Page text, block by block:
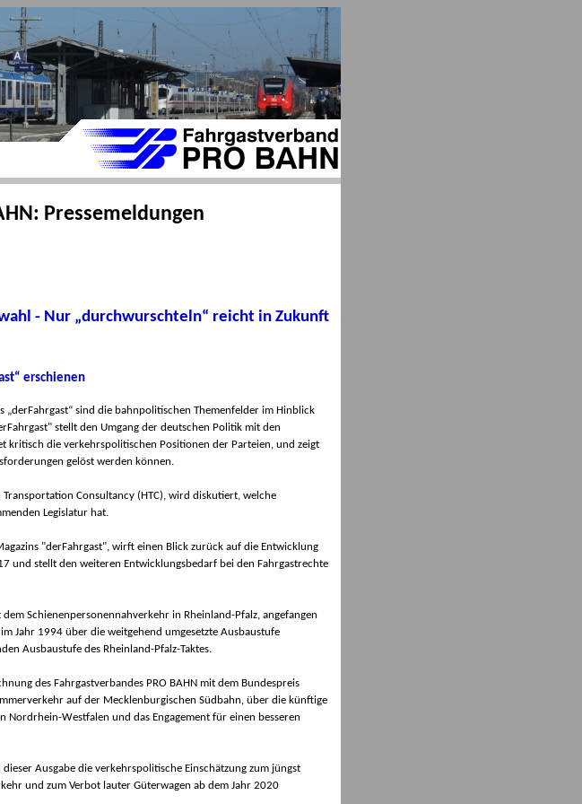
Pressemeldungen
- Nur „durchwurschteln“ reicht in Zukunft
erschienen
„derFahrgast“ sind die bahnpolitischen Themenfelder im Hinblick
stellt den Umgang der deutschen Politik mit den
kritisch die verkehrspolitischen Positionen der Parteien, und zeigt
gelöst werden können.
Transportation Consultancy (HTC), wird diskutiert, welche
Legislatur hat.
"derFahrgast", wirft einen Blick zurück auf die Entwicklung
und stellt den weiteren Entwicklungsbedarf bei den Fahrgastrechte
Schienenpersonennahverkehr in Rheinland-Pfalz, angefangen
Jahr 1994 über die weitgehend umgesetzte Ausbaustufe
Ausbaustufe des Rheinland-Pfalz-Taktes.
des Fahrgastverbandes PRO BAHN mit dem Bundespreis
auf der Mecklenburgischen Südbahn, über die künftige
Nordrhein-Westfalen und das Engagement für einen besseren
Ausgabe die verkehrspolitische Einschätzung zum jüngst
und zum Verbot lauter Güterwagen ab dem Jahr 2020